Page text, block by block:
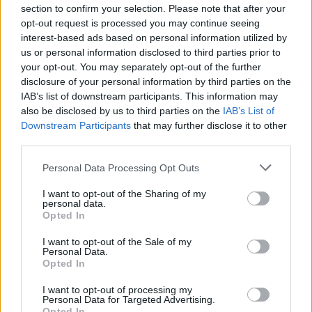
section to confirm your selection. Please note that after your
opt-out request is processed you may continue seeing
interest-based ads based on personal information utilized by
us or personal information disclosed to third parties prior to
your opt-out. You may separately opt-out of the further
disclosure of your personal information by third parties on the
IAB’s list of downstream participants. This information may
also be disclosed by us to third parties on the IAB’s List of
Downstream Participants that may further disclose it to other
Personal Data Processing Opt Outs
I want to opt-out of the Sharing of my
personal data.
Opted In
I want to opt-out of the Sale of my
Personal Data.
Opted In
I want to opt-out of processing my
Personal Data for Targeted Advertising.
ΔΙΑΦΗΜΙΣΗ